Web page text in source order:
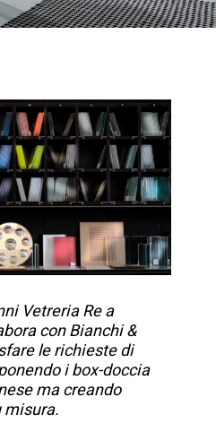
Vetreria Re a
con Bianchi &
le richieste di
i box-doccia
ma creando
misura.